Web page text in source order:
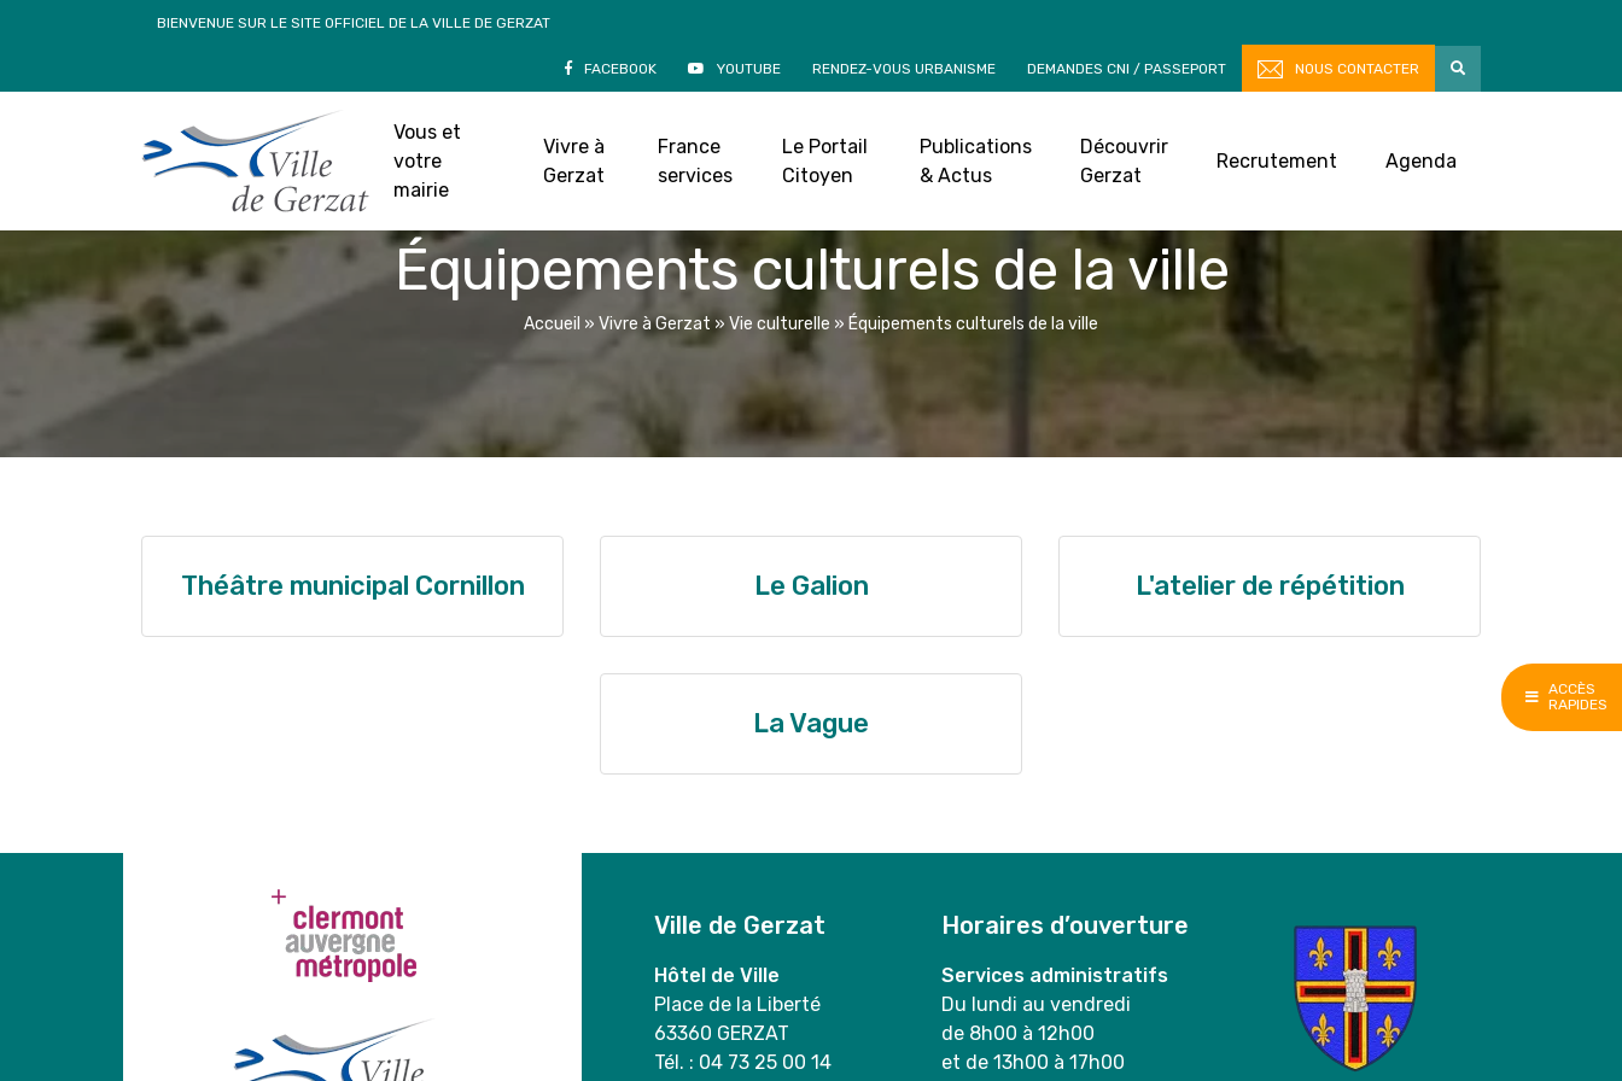
ACCÈS
RAPIDES
BIENVENUE SUR LE SITE OFFICIEL DE LA VILLE DE GERZAT
FACEBOOK YOUTUBE RENDEZ-VOUS URBANISME DEMANDES CNI / PASSEPORT NOUS CONTACTER
Vous et
votre
mairie
Vivre à
Gerzat
France
services
Le Portail
Citoyen
Publications
& Actus
Découvrir
Gerzat
Recrutement Agenda
Équipements culturels de la ville
Accueil » Vivre à Gerzat » Vie culturelle » Équipements culturels de la ville
Théâtre municipal Cornillon Le Galion L'atelier de répétition
La Vague
Ville de Gerzat
Hôtel de Ville
Place de la Liberté
63360 GERZAT
Tél. : 04 73 25 00 14
Horaires d’ouverture
Services administratifs
Du lundi au vendredi
de 8h00 à 12h00
et de 13h00 à 17h00